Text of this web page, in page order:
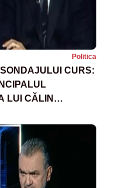
Politica
CURS:
LUI CĂLIN